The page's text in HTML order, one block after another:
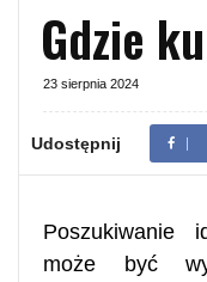
Gdzie
23 sierpnia 2024
Udostępnij
Poszukiwanie
może być